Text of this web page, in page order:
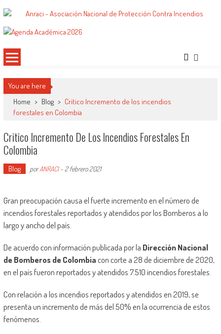
al
contenidoANRACI – Asociación Nacional de
Condiciones de Protección Contra Incendios para Nuestra Sociedad
You are here
Home > Blog > Critico Incremento de los incendios
forestales en Colombia
Critico Incremento De Los Incendios Forestales En
Colombia
Blog porANRACI- 2 febrero 2021
Gran preocupación causa el fuerte incremento en el número de
incendios forestales reportados y atendidos por los Bomberos a lo
largo y ancho del país.
De acuerdo con información publicada por la Dirección Nacional
de Bomberos de Colombiacon corte a 28 de diciembre de 2020,
en el país fueron reportados y atendidos 7.510 incendios forestales.
Con relación a los incendios reportados y atendidos en 2019, se
presenta un incremento de más del 50% en la ocurrencia de estos
fenómenos.